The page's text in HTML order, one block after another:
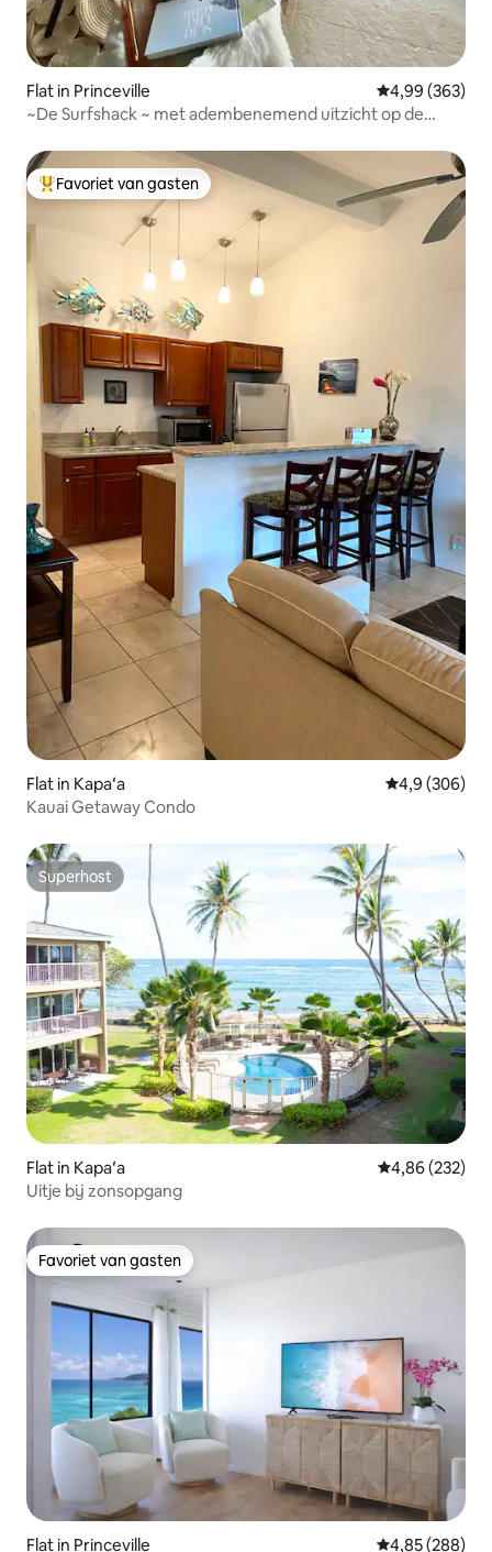
Flat in Princeville Gemiddelde
4,99 (363)
~De Surfshack ~ met adembenemend uitzicht op de
Topfavoriet van gasten
Favoriet van gasten
Flat in Kapaʻa Gemiddelde
4,9 (306)
Kauai Getaway Condo
Superhost
Superhost
Flat in Kapaʻa Gemiddelde
4,86 (232)
Uitje bij zonsopgang
Favoriet van gasten
Favoriet van gasten
Flat in Princeville Gemiddelde
4,85 (288)